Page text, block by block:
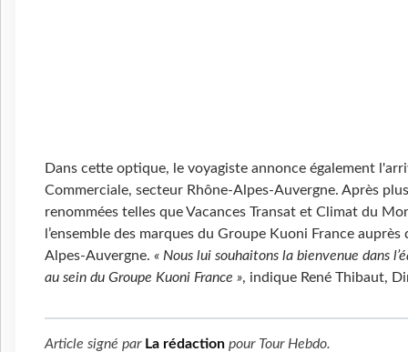
Dans cette optique, le voyagiste annonce également
Commerciale, secteur Rhône-Alpes-Auvergne. Après
renommées telles que Vacances Transat et Climat du
l’ensemble des marques du Groupe Kuoni France
Alpes-Auvergne. « Nous lui souhaitons la bienvenue dans
au sein du Groupe Kuoni France », indique René Thibaut,
Article signé par La rédaction pour Tour Hebdo.